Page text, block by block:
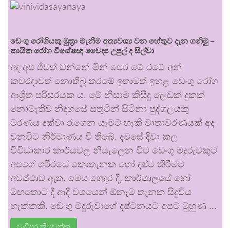
ඩෙංගු රෝගියකු ⁣මුත්‍රා මැනීම අත්‍යවශ්‍ය වන හේතුව දැන ගනිමු –
කායික රෝග විශේෂඥ වෛද්‍ය උපුල් ද සිල්වා
අද අප ජීවත් වන්නේ මින් පෙර මේ රටේ අන්
කවරදාවත් නොතිබූ තරමේ ඉතාමත් ඉහළ ඩෙංගු රෝග
ආශ්‍රිත පරිසරයක ය. මේ නිසාම කිසිදු ලෙඩක් දුකක්
නොමැතිව නිදහසේ සතුටින් සිටිනා පුද්ගලයකු
මරණය දක්වා රැගෙන යෑමට හැකි වාතාවරණයක් අද
වනවිට නිර්මාණය වී තිබේ. දවසේ දිවා කල
විවිධාකාර කාර්යවල නියැලෙන විට ඩෙංගු මදුරුවකුට
අපගේ ශරීරයේ කොතැනක හෝ දෂ්ට කිරීමට
අවස්ථාව ඇත. මෙය ගෙදර දී, කාර්යාලයේ හෝ
මඟතොට දී ආදී වශයෙන් ඕනෑම තැනක සිදුවිය
හැක්කකි. ඩෙංගු මදුරුවාගේ දෂ්ටනයට අපට මුහුණ …
වැඩිපුර කියවන්න